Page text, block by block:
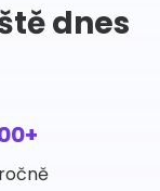
dnes